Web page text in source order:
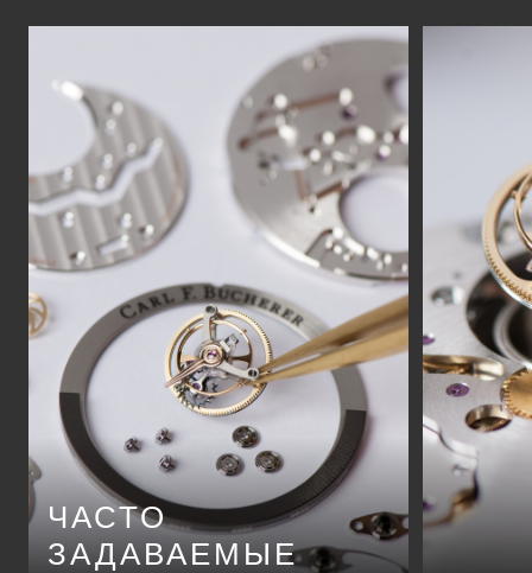
ЧАСТО
ЗАДАВАЕМЫЕ